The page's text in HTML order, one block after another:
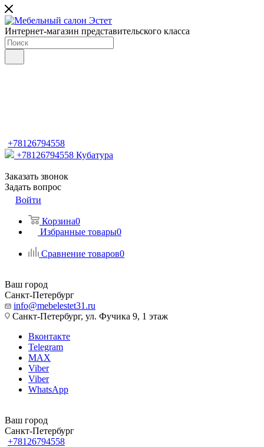
Интернет-магазин представительского класса
+78126794558
+78126794558 Кубатура
Заказать звонок
Задать вопрос
Войти
Корзина0
Избранные товары0
Сравнение товаров0
Ваш город
Санкт-Петербург
info@mebelestet31.ru
Санкт-Петербург, ул. Фучика 9, 1 этаж
Вконтакте
Telegram
MAX
Viber
Viber
WhatsApp
Ваш город
Санкт-Петербург
+78126794558